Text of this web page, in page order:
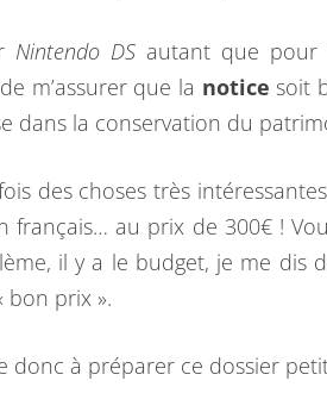
Nintendo DSautant que pour
m’assurer que la notice soit
dans la conservation du
des choses très
français… au prix de 300€ !
il y a le budget, je me dis
bon prix ».
donc à préparer ce dossier